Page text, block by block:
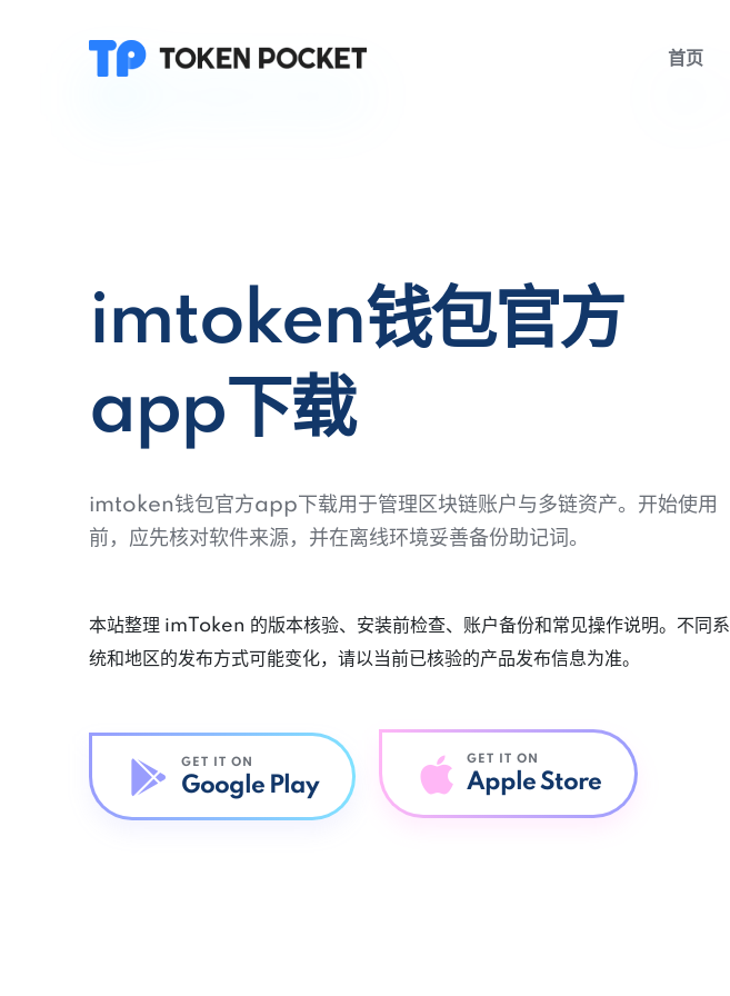
首页
imtoken钱包官方
app下载
imtoken钱包官方app下载用于管理区块链账户与多链资产。开始使用
前，应先核对软件来源，并在离线环境妥善备份助记词。
本站整理 imToken 的版本核验、安装前检查、账户备份和常见操作说明。不同系
统和地区的发布方式可能变化，请以当前已核验的产品发布信息为准。
GET IT ON
Google Play
GET IT ON
Apple Store